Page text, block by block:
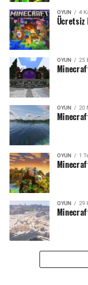
OYUN 4
Ücretsiz
OYUN 25
OYUN 20
OYUN 1
OYUN 29